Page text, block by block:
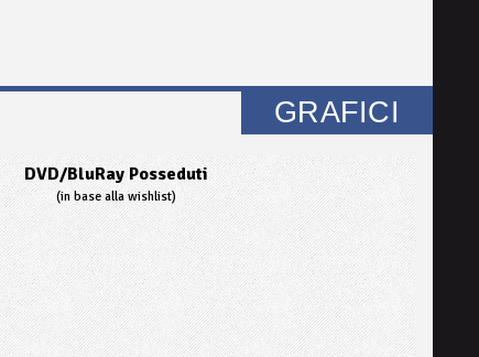
GRAFICI
DVD/BluRay Posseduti
(in base alla wishlist)